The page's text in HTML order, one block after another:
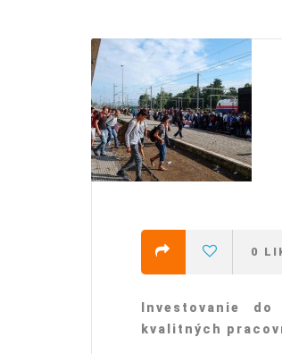
0
Investovanie
kvalitných
Detention of
SECGEN,17 AUG ’25
Support for
YDE
and